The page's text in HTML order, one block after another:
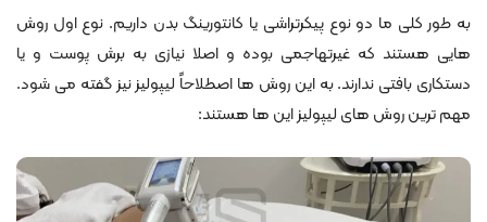
به طور کلی ما دو نوع پیکرتراشی یا کانتورینگ بدن داریم. نوع اول روش
هایی هستند که غیرتهاجمی بوده و اصلا نیازی به برش پوست و یا
دستکاری بافتی ندارند. به این روش ها اصطلاحاً لیپولیز نیز گفته می شود.
مهم ترین روش های لیپولیز این ها هستند: